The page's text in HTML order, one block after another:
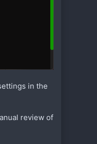
in the
review of